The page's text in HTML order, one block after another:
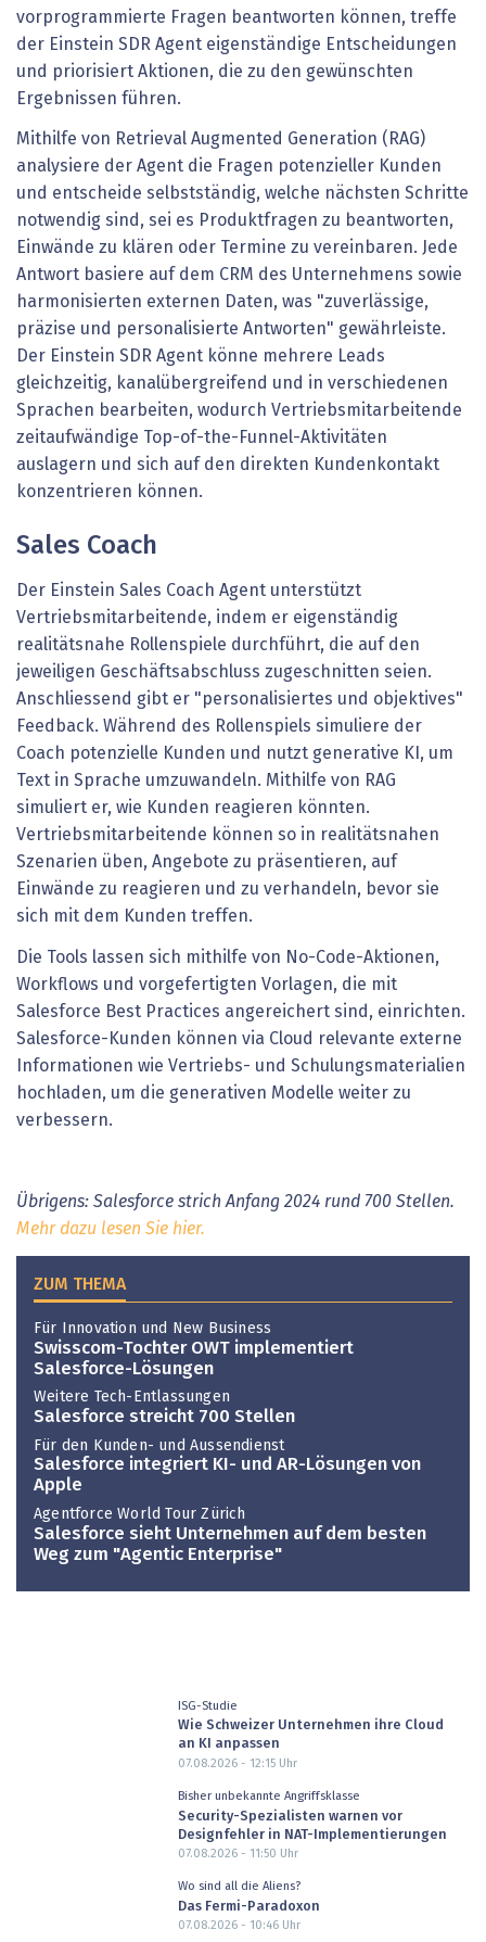
vorprogrammierte Fragen beantworten können, treffe
der Einstein SDR Agent eigenständige Entscheidungen
und priorisiert Aktionen, die zu den gewünschten
Ergebnissen führen.
Mithilfe von Retrieval Augmented Generation (RAG)
analysiere der Agent die Fragen potenzieller Kunden
und entscheide selbstständig, welche nächsten Schritte
notwendig sind, sei es Produktfragen zu beantworten,
Einwände zu klären oder Termine zu vereinbaren. Jede
Antwort basiere auf dem CRM des Unternehmens sowie
harmonisierten externen Daten, was "zuverlässige,
präzise und personalisierte Antworten" gewährleiste.
Der Einstein SDR Agent könne mehrere Leads
gleichzeitig, kanalübergreifend und in verschiedenen
Sprachen bearbeiten, wodurch Vertriebsmitarbeitende
zeitaufwändige Top-of-the-Funnel-Aktivitäten
auslagern und sich auf den direkten Kundenkontakt
konzentrieren können.
Sales Coach
Der Einstein Sales Coach Agent unterstützt
Vertriebsmitarbeitende, indem er eigenständig
realitätsnahe Rollenspiele durchführt, die auf den
jeweiligen Geschäftsabschluss zugeschnitten seien.
Anschliessend gibt er "personalisiertes und objektives"
Feedback. Während des Rollenspiels simuliere der
Coach potenzielle Kunden und nutzt generative KI, um
Text in Sprache umzuwandeln. Mithilfe von RAG
simuliert er, wie Kunden reagieren könnten.
Vertriebsmitarbeitende können so in realitätsnahen
Szenarien üben, Angebote zu präsentieren, auf
Einwände zu reagieren und zu verhandeln, bevor sie
sich mit dem Kunden treffen.
Die Tools lassen sich mithilfe von No-Code-Aktionen,
Workflows und vorgefertigten Vorlagen, die mit
Salesforce Best Practices angereichert sind, einrichten.
Salesforce-Kunden können via Cloud relevante externe
Informationen wie Vertriebs- und Schulungsmaterialien
hochladen, um die generativen Modelle weiter zu
verbessern.
Übrigens: Salesforce strich Anfang 2024 rund 700 Stellen.
Mehr dazu lesen Sie hier.
ZUM THEMA
Für Innovation und New Business
Swisscom-Tochter OWT implementiert
Salesforce-Lösungen
Weitere Tech-Entlassungen
Salesforce streicht 700 Stellen
Für den Kunden- und Aussendienst
Salesforce integriert KI- und AR-Lösungen von
Apple
Agentforce World Tour Zürich
Salesforce sieht Unternehmen auf dem besten
Weg zum "Agentic Enterprise"
ISG-Studie
Wie Schweizer Unternehmen ihre Cloud
an KI anpassen
07.08.2026 - 12:15Uhr
Bisher unbekannte Angriffsklasse
Security-Spezialisten warnen vor
Designfehler in NAT-Implementierungen
07.08.2026 - 11:50 Uhr
Wo sind all die Aliens?
Das Fermi-Paradoxon
07.08.2026 - 10:46Uhr